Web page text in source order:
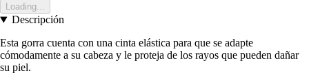
Loading...
Descripción
Esta gorra cuenta con una cinta elástica para que se adapte
cómodamente a su cabeza y le proteja de los rayos que pueden dañar
su piel.